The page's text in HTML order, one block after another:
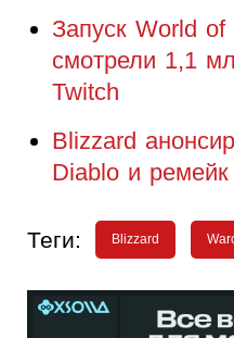
Запуск World
смотрели 1,1
Twitch
Blizzard
Diablo и
Теги: Blizzard